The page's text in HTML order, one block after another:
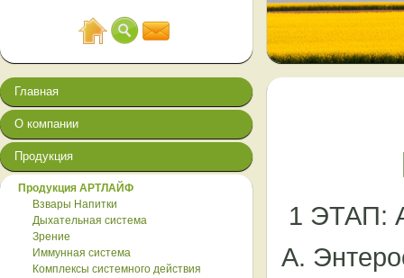
Главная
О компании
Продукция
Продукция АРТЛАЙФ
Взвары Напитки
Дыхательная система
Зрение
Иммунная система
Комплексы системного действия
1 ЭТАП:
А.